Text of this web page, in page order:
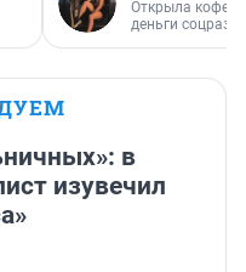
Открыла
деньги
в
изувечил